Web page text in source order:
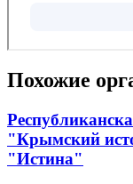
Похожие
"Крымский
"Истина"